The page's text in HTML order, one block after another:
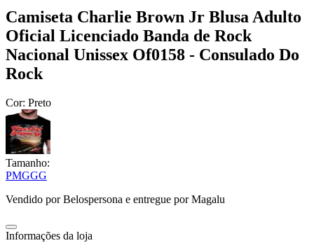
Camiseta Charlie Brown Jr Blusa Adulto
Oficial Licenciado Banda de Rock
Nacional Unissex Of0158 - Consulado Do
Rock
Cor: Preto
Tamanho:
PMGGG
Vendido porBelospersona e entregue por Magalu
Informações da loja